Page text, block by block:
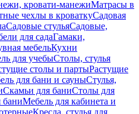
кровати-манежиМатрасы в
чехлы в кроваткуСадовая
Садовые стульяСадовые,
для садаГамаки,
мебельКухни
для учебыСтолы, стулья
столы и партыРастущие
для бани и сауныСтулья,
Скамьи для баниСтолы для
баниМебель для кабинета и
Кресла, стулья для